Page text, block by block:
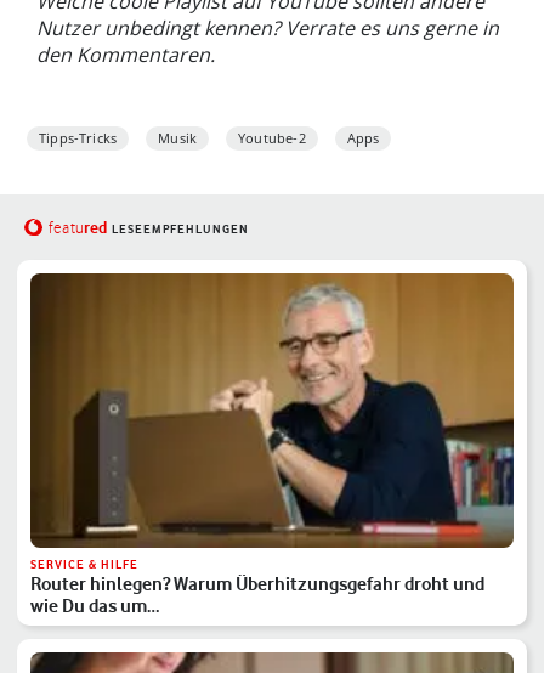
Nutzer unbedingt kennen? Verrate es uns gerne in
den Kommentaren.
Tipps-Tricks Musik Youtube-2 Apps
featured LESEEMPFEHLUNGEN
SERVICE & HILFE
Router hinlegen? Warum Überhitzungsgefahr droht und
wie Du das um…